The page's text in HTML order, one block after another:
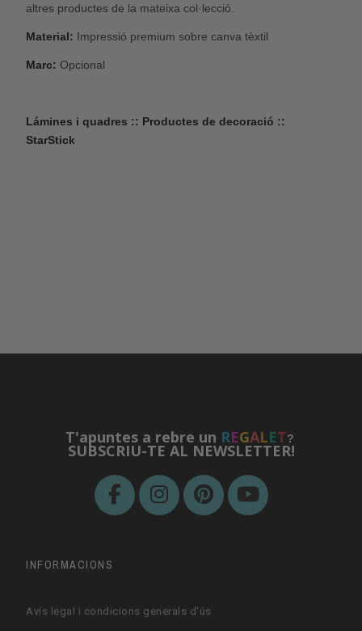
altres productes de la mateixa col·lecció.
Material: Impressió premium sobre canva tèxtil
Marc: Opcional
Lámines i quadres :: Productes de decoració ::
StarStick
T'apuntes a rebre un REGALET?
SUBSCRIU-TE AL NEWSLETTER!
INFORMACIONS
Avís legal i condicions generals d'ús